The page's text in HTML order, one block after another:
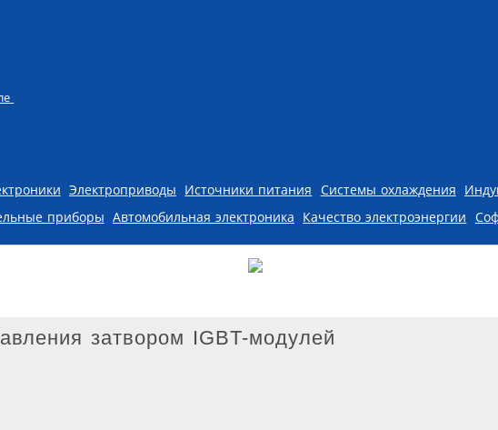
Электроприводы Источники питания Системы охлаждения
приборы Автомобильная электроника Качество электроэнергии
затвором IGBT-модулей